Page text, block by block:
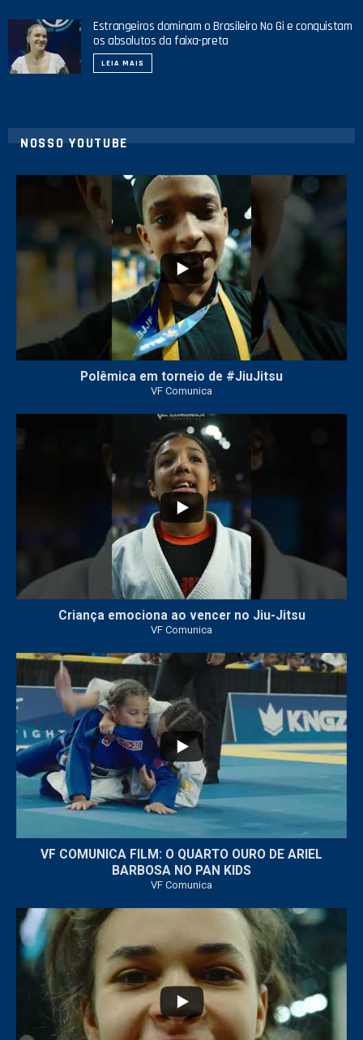
Estrangeiros dominam o Brasileiro No Gi e conquistam
os absolutos da faixa-preta
LEIA MAIS
NOSSO YOUTUBE
Polêmica em torneio de #JiuJitsu
VF Comunica
Criança emociona ao vencer no Jiu-Jitsu
VF Comunica
...
VF COMUNICA FILM: O QUARTO OURO DE ARIEL
BARBOSA NO PAN KIDS
VF Comunica
...
32